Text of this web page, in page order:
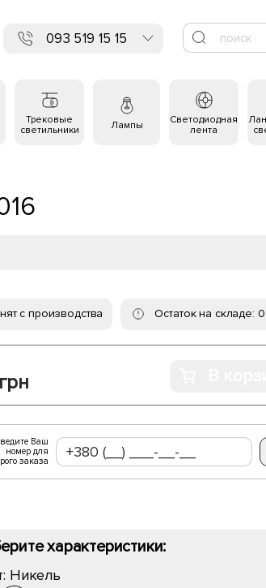
093 519 15 15
Трековые
светильники
Лампы
Светодиодная
лента
с производства Остаток на складе: 0
грн
Ваш
номер для
заказа
характеристики:
Никель